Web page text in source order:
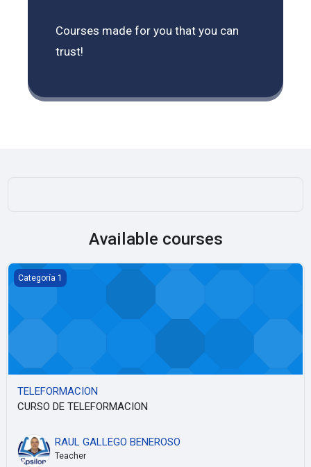
Courses made for you that you can
trust!
Available courses
TELEFORMACION
Categoría 1
TELEFORMACION
CURSO DE TELEFORMACION
RAUL GALLEGO BENEROSO
Teacher